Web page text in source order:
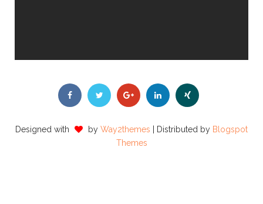
Designed with by Way2themes | Distributed by Blogspot
Themes